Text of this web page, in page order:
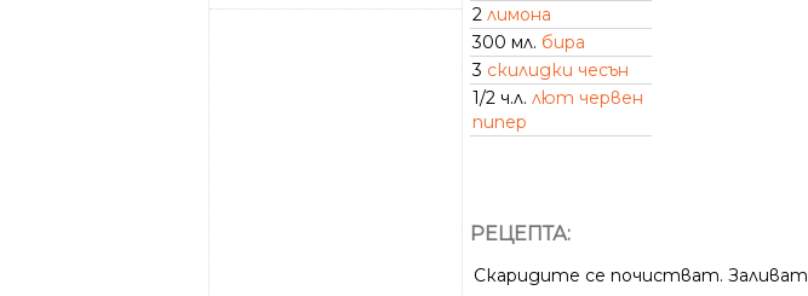
2 лимона
300 мл. бира
3 скилидки чесън
1/2 ч.л. лют червен
пипер
РЕЦЕПТА:
Скаридите се почистват.